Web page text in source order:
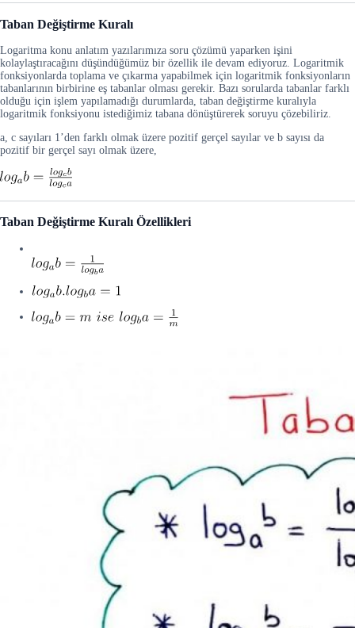
Taban Değiştirme Kuralı
Logaritma konu anlatım yazılarımıza soru çözümü yaparken işini
kolaylaştıracağını düşündüğümüz bir özellik ile devam ediyoruz. Logaritmik
fonksiyonlarda toplama ve çıkarma yapabilmek için logaritmik fonksiyonların
tabanlarının birbirine eş tabanlar olması gerekir. Bazı sorularda tabanlar farklı
olduğu için işlem yapılamadığı durumlarda, taban değiştirme kuralıyla
logaritmik fonksiyonu istediğimiz tabana dönüştürerek soruyu çözebiliriz.
a, c sayıları 1’den farklı olmak üzere pozitif gerçel sayılar ve b sayısı da
pozitif bir gerçel sayı olmak üzere,
Taban Değiştirme Kuralı Özellikleri